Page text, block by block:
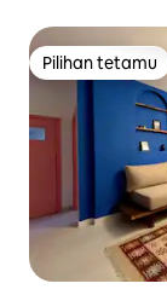
Pilihan tetamu
Pilihan tetamu